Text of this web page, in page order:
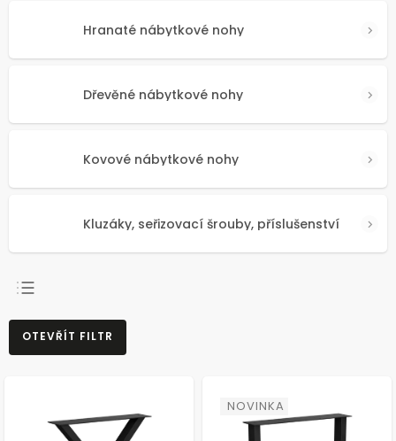
Hranaté nábytkové nohy
Dřevěné nábytkové nohy
Kovové nábytkové nohy
Kluzáky, seřizovací šrouby, příslušenství
NEJPRODÁVANĚJŠÍ
NEJLEVNĚJŠÍ
OTEVŘÍT FILTR
NOVINKA